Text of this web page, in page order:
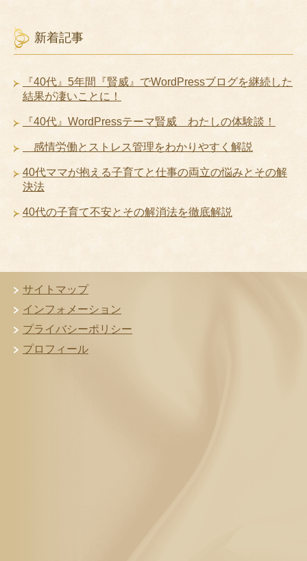
新着記事
『40代』5年間『賢威』でWordPressブログを継続した
結果が凄いことに！
『40代』WordPressテーマ賢威 わたしの体験談！
感情労働とストレス管理をわかりやすく解説
40代ママが抱える子育てと仕事の両立の悩みとその解
決法
40代の子育て不安とその解消法を徹底解説
サイトマップ
インフォメーション
プライバシーポリシー
プロフィール